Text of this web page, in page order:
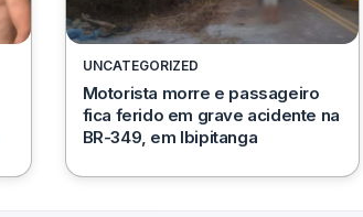
UNCATEGORIZED
Motorista morre e passageiro
fica ferido em grave acidente na
BR-349, em Ibipitanga